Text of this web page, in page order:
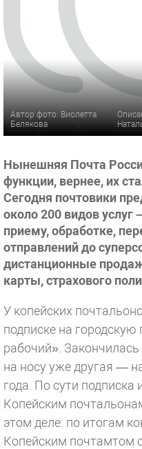
Автор фото: Виолетта
Белякова
Нынешняя Почта
функции, вернее, их
Сегодня почтовики
около 200 видов услуг
приему, обработке,
отправлений до
дистанционные
карты, страхового
У копейских
подписке на городскую
рабочий».
на носу уже другая —
года. По сути подписка
Копейским
этом деле: по итогам
Копейским почтамтом